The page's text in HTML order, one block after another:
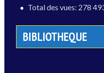
Total des vues: 278
BIBLIOTHEQUE